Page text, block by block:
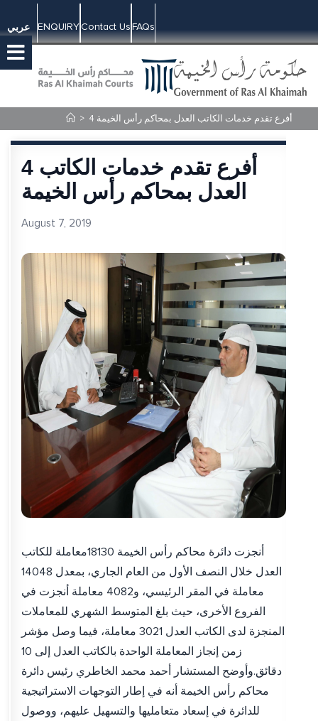
عربي ENQUIRYContact UsFAQs
> 4 أفرع تقدم خدمات الكاتب العدل بمحاكم رأس الخيمة
4 أفرع تقدم خدمات الكاتب
العدل بمحاكم رأس الخيمة
August 7, 2019
أنجزت دائرة محاكم رأس الخيمة 18130معاملة للكاتب
العدل خلال النصف الأول من العام الجاري، بمعدل 14048
معاملة في المقر الرئيسي، و4082 معاملة أنجزت في
الفروع الأخرى، حيث بلغ المتوسط الشهري للمعاملات
المنجزة لدى الكاتب العدل 3021 معاملة، فيما وصل مؤشر
زمن إنجاز المعاملة الواحدة بالكاتب العدل إلى 10
دقائق.وأوضح المستشار أحمد محمد الخاطري رئيس دائرة
محاكم رأس الخيمة أنه في إطار التوجهات الاستراتيجية
للدائرة في إسعاد متعامليها والتسهيل عليهم، ووصول